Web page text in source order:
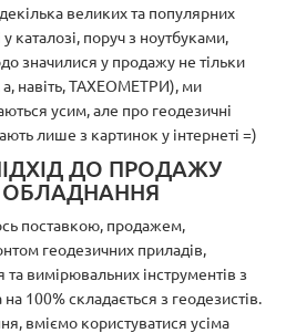
великих та популярних
каталозі, поруч з ноутбуками,
значилися у продажу не тільки
навіть, ТАХЕОМЕТРИ), ми
усим, але про геодезичні
лише з картинок у інтернеті =)
ДО ПРОДАЖУ
поставкою, продажем,
геодезичних приладів,
вимірювальних інструментів з
100% складається з геодезистів.
вміємо користуватися усіма